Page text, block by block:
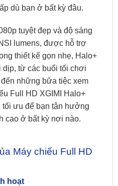
dù bạn ở bất kỳ đâu.
tuyệt đẹp và độ sáng
lumens, được hỗ trợ
thiết kế gọn nhẹ, Halo+
dịp, từ các buổi tối chơi
những bữa tiệc xem
Full HD XGIMI Halo+
tối ưu để bạn tận hưởng
cao ở bất kỳ nơi nào.
Máy chiếu Full HD
hoạt